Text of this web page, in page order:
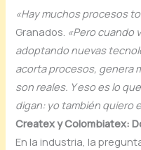
«Hay muchos procesos
Granados. «Pero cuando
adoptando nuevas
acorta procesos, genera
son reales. Y eso es lo
digan: yo también quiero
Createx y Colombiatex:
En la industria, la